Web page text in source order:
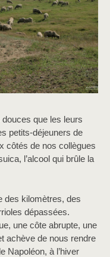
que les leurs
petits-déjeuners de
côtés de nos collègues
l’alcool qui brûle la
des kilomètres, des
dépassées.
une côte abrupte, une
achève de nous rendre
Napoléon, à l’hiver